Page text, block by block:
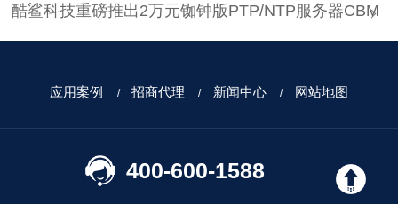
酷鲨科技重磅推出2万元铷钟版PTP/NTP服务器CBM
应用案例 招商代理 新闻中心 网站地图
400-600-1588